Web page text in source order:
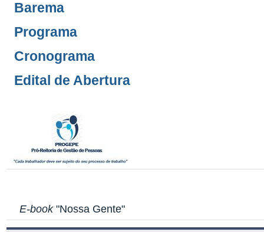
Barema
Programa
Cronograma
Edital de Abertura
E-book"Nossa Gente"